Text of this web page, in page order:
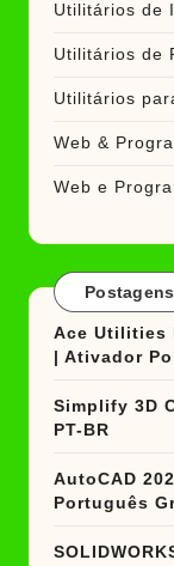
Utilitários de
Utilitários de
Utilitários
Web &
Web e
Ace Utilities
| Ativador
Simplify 3D
PT-BR
AutoCAD
Português